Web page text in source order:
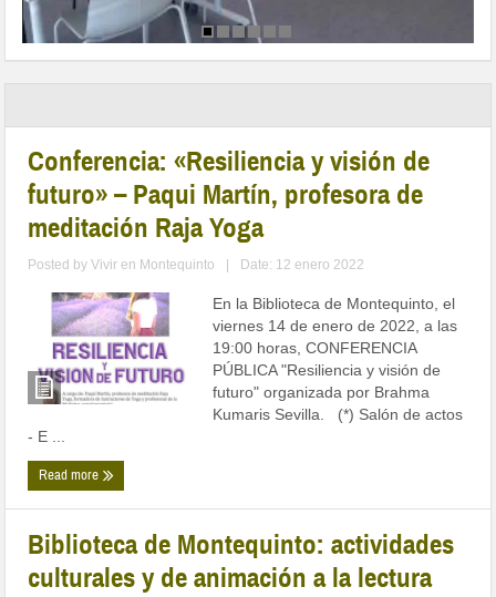
Conferencia: «Resiliencia y visión de
futuro» – Paqui Martín, profesora de
meditación Raja Yoga
Posted byVivir en Montequinto Date: 12 enero 2022
En la Biblioteca de Montequinto, el
viernes 14 de enero de 2022, a las
19:00 horas, CONFERENCIA
PÚBLICA "Resiliencia y visión de
futuro" organizada por Brahma
Kumaris Sevilla. (*) Salón de actos
- E ...
Read more
Biblioteca de Montequinto: actividades
culturales y de animación a la lectura